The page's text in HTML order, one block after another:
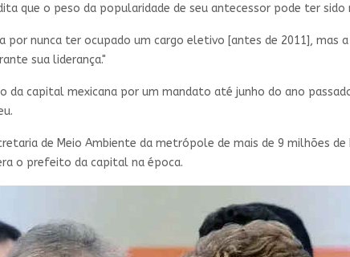
que o peso da popularidade de seu antecessor pode ter
por nunca ter ocupado um cargo eletivo [antes de 2011], mas
sua liderança."
da capital mexicana por um mandato até junho do ano
de Meio Ambiente da metrópole de mais de 9 milhões
o prefeito da capital na época.